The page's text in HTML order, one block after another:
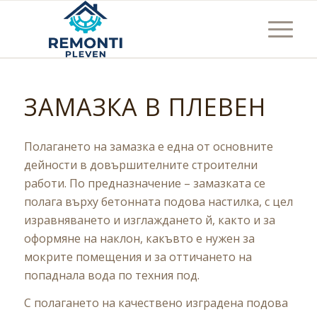
ЗАМАЗКА В ПЛЕВЕН
Полагането на замазка е една от основните
дейности в довършителните строителни
работи. По предназначение – замазката се
полага върху бетонната подова настилка, с цел
изравняването и изглаждането й, както и за
оформяне на наклон, какъвто е нужен за
мокрите помещения и за оттичането на
попаднала вода по техния под.
С полагането на качествено изградена подова